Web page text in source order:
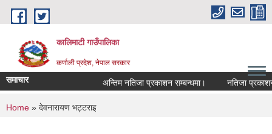
Skip to main content
कालिमाटी गाउँपालिका
कर्णाली प्रदेश, नेपाल सरकार
समाचार अन्तिम नतिजा प्रकाशन सम्बन्धमा। नतिजा
You are here
Home » देवनारायण भट्टराइ